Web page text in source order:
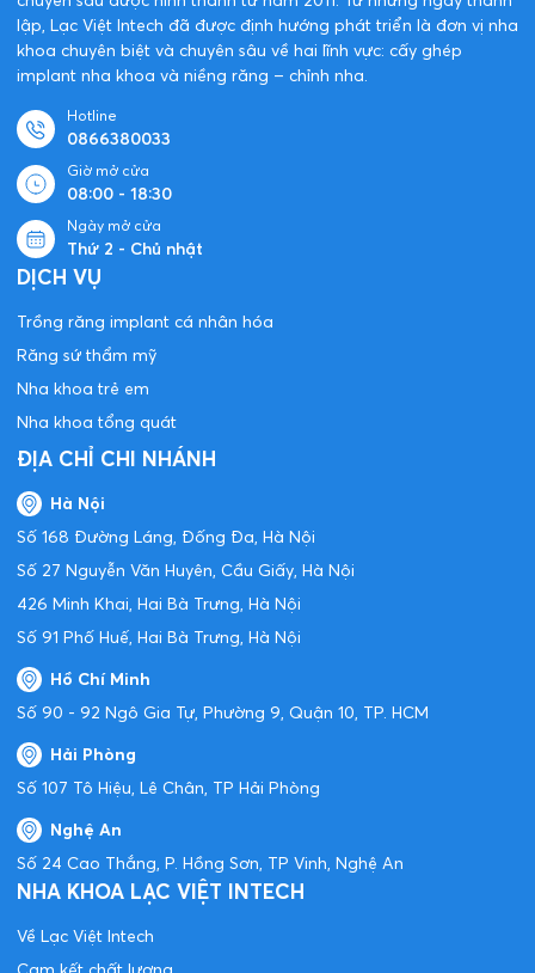
Đối Tác Của Nha Khoa Lạc Việt
Intech
Nha khoa Lạc Việt là trung tâm trồng răng Implant, chỉnh nha
chuyên sâu được hình thành từ năm 2011. Từ những ngày thành
lập, Lạc Việt Intech đã được định hướng phát triển là đơn vị nha
khoa chuyên biệt và chuyên sâu về hai lĩnh vực: cấy ghép
implant nha khoa và niềng răng – chỉnh nha.
0866380033
Giờ mở cửa
Ngày mở cửa
Thứ 2 - Chủ nhật
DỊCH VỤ
Trồng răng implant cá nhân hóa
Răng sứ thẩm mỹ
Nha khoa trẻ em
Nha khoa tổng quát
ĐỊA CHỈ CHI NHÁNH